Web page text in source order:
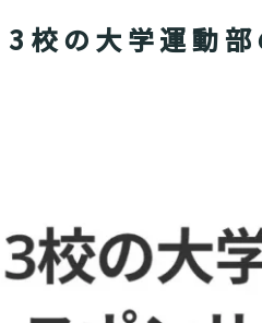
校の大学運動